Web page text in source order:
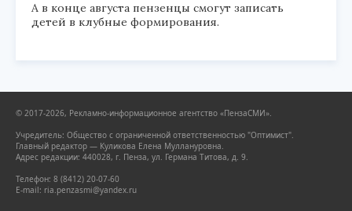
А в конце августа пензенцы смогут записать
детей в клубные формирования.
© 2017-2026, Рекламно-информационное агентство «ПензаСМИ».
Учредитель: Общество с ограниченной ответственностью "Оптимист".
Главный редактор — Куликова Елена Муллануровна.
Адрес редакции: 440028, г. Пенза, ул. Германа Титова, д. 9.
Телефон: 8 (8412) 20-07-60
E-mail: ria.penzasmi@yandex.ru